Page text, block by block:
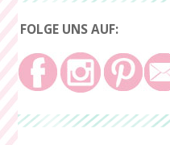
FOLGE UNS AUF: